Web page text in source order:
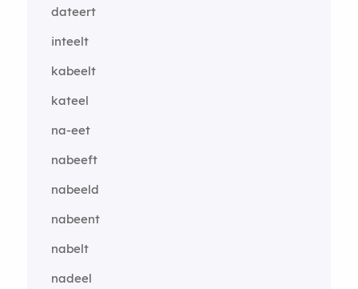
dateert
inteelt
kabeelt
kateel
na-eet
nabeeft
nabeeld
nabeent
nabelt
nadeel